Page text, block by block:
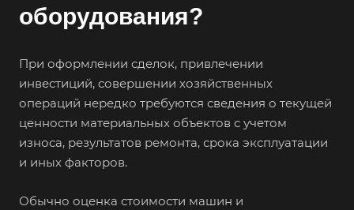
оборудования?
При оформлении сделок, привлечении
инвестиций, совершении хозяйственных
операций нередко требуются сведения о текущей
ценности материальных объектов с учетом
износа, результатов ремонта, срока эксплуатации
и иных факторов.
Обычно оценка стоимости машин и